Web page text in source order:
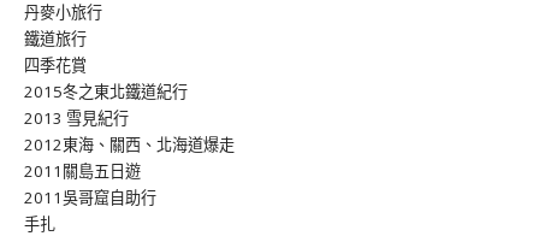
丹麥小旅行
鐵道旅行
四季花賞
2015冬之東北鐵道紀行
2013 雪見紀行
2012東海、關西、北海道爆走
2011關島五日遊
2011吳哥窟自助行
手扎